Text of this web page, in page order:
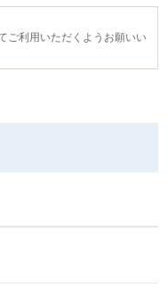
ご利用いただくようお願いい